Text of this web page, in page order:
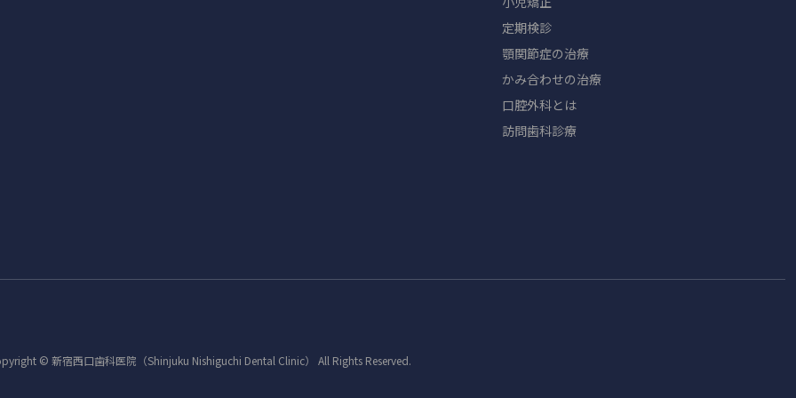
定期検診
顎関節症の治療
かみ合わせの治療
口腔外科とは
訪問歯科診療
© 新宿西口歯科医院（Shinjuku Nishiguchi Dental Clinic） All Rights Reserved.